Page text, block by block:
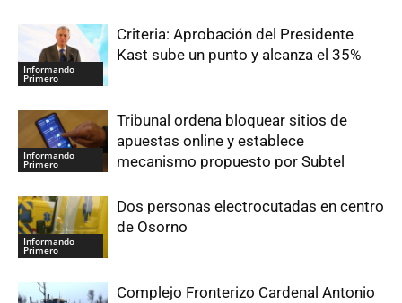
Informando
Primero
Criteria: Aprobación del Presidente
Kast sube un punto y alcanza el 35%
Informando
Primero
Tribunal ordena bloquear sitios de
apuestas online y establece
mecanismo propuesto por Subtel
Informando
Primero
Dos personas electrocutadas en centro
de Osorno
Complejo Fronterizo Cardenal Antonio